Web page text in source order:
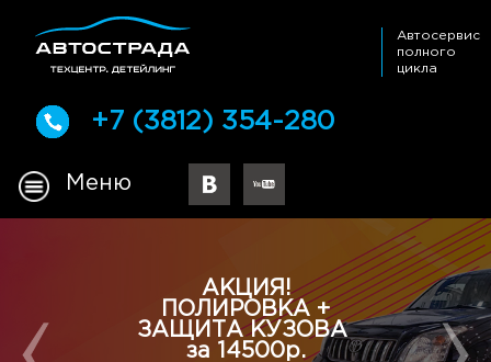
+7 (3812) 354-280
Автосервис
полного
цикла
Меню
АКЦИЯ!
ПОЛИРОВКА +
ЗАЩИТА КУЗОВА
за 14500р.